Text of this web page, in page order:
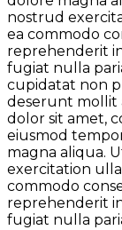
nostrud
ea commodo
reprehenderit
fugiat nulla
cupidatat non
deserunt mollit
dolor sit amet,
eiusmod
magna aliqua.
exercitation
commodo
reprehenderit
fugiat nulla